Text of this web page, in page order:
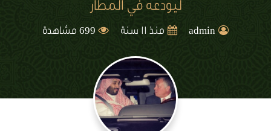
ليودعه في المطار
admin منذ 11 سنة 699 مشاهدة